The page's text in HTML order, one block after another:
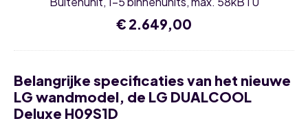
1-
5
binnenunits,
58kBTU
€ 2.649,00
Belangrijke specificaties van het nieuwe
LG wandmodel, de LG DUALCOOL
Deluxe H09S1D